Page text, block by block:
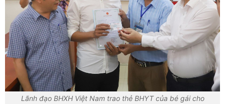
Lãnh đạo BHXH Việt Nam trao thẻ BHYT của bé gái cho